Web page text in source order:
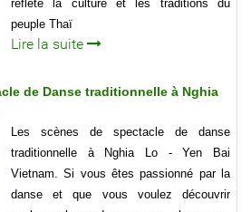
reflète la culture et les traditions du
peuple Thaï
Lire la suite
de Danse traditionnelle à Nghia
Les scènes de spectacle de danse
traditionnelle à Nghia Lo - Yen Bai
Vietnam. Si vous êtes passionné par la
danse et que vous voulez découvrir